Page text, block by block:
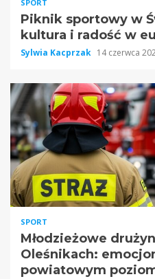
SPORT
Piknik sportowy w
kultura i radość w
Sylwia Kacprzak 14 czerwca
SPORT
Młodzieżowe
Oleśnikach:
powiatowym